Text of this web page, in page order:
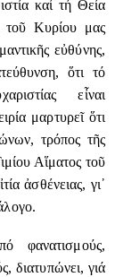
καί τή Θεία
Κυρίου μας
εὐθύνης,
ὅτι τό
εἶναι
μαρτυρεῖ ὅτι
τρόπος τῆς
Αἵματος τοῦ
ἀσθένειας, γι᾽
φανατισμούς,
διατυπώνει, γιά